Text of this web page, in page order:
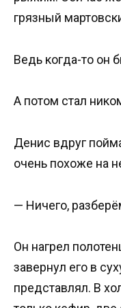
грязный
Ведь когда-то он
А потом стал
Денис вдруг
очень похоже на
— Ничего,
Он нагрел
завернул его в
представлял. В